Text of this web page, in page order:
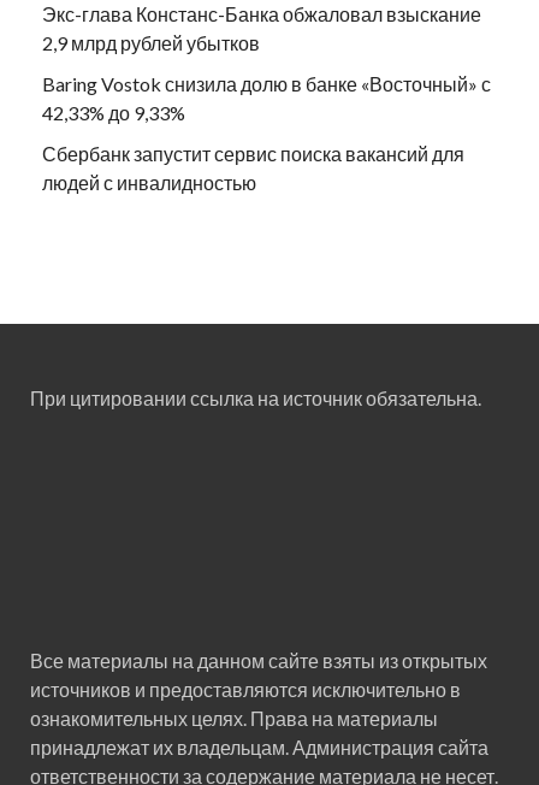
Экс-глава Констанс-Банка обжаловал взыскание
2,9 млрд рублей убытков
Baring Vostok снизила долю в банке «Восточный» с
42,33% до 9,33%
Сбербанк запустит сервис поиска вакансий для
людей с инвалидностью
При цитировании ссылка на источник обязательна.
Все материалы на данном сайте взяты из открытых
источников и предоставляются исключительно в
ознакомительных целях. Права на материалы
принадлежат их владельцам. Администрация сайта
ответственности за содержание материала не несет.